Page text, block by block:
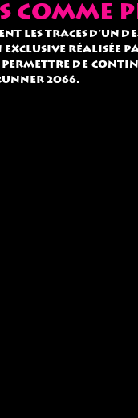
comme
les traces d'un
réalisée
de
2066.